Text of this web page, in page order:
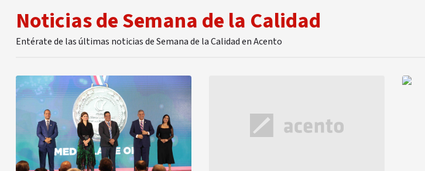
Noticias de Semana de la Calidad
Entérate de las últimas noticias de Semana de la Calidad en Acento